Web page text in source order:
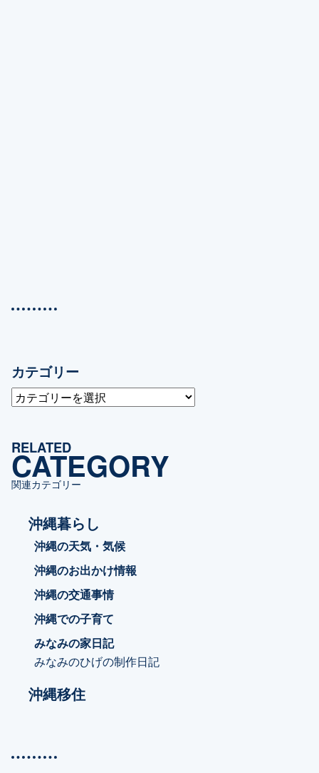
カテゴリー
カ
テ
リ
ー
RELATED
CATEGORY
関連カテゴリー
沖縄暮らし
沖縄の天気・気候
沖縄のお出かけ情報
沖縄の交通事情
沖縄での子育て
みなみの家日記
みなみのひげの制作日記
沖縄移住